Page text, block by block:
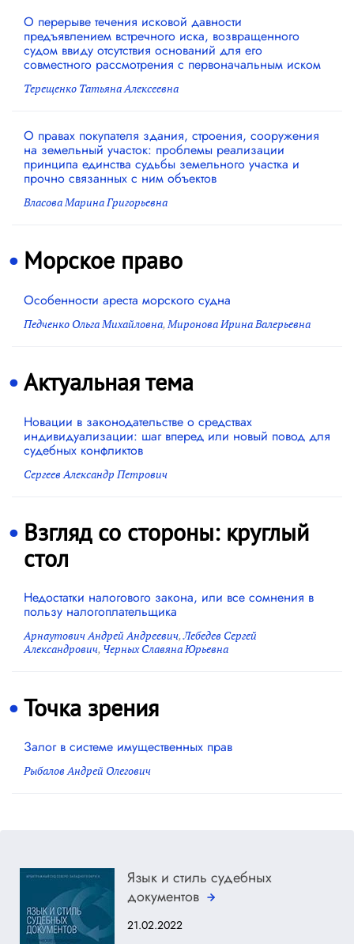
О перерыве течения исковой давности
предъявлением встречного иска, возвращенного
судом ввиду отсутствия оснований для его
совместного рассмотрения с первоначальным иском
Терещенко Татьяна Алексеевна
О правах покупателя здания, строения, сооружения
на земельный участок: проблемы реализации
принципа единства судьбы земельного участка и
прочно связанных с ним объектов
Власова Марина Григорьевна
Морское право
Особенности ареста морского судна
Педченко Ольга Михайловна,Миронова Ирина Валерьевна
Актуальная тема
Новации в законодательстве о средствах
индивидуализации: шаг вперед или новый повод для
судебных конфликтов
Сергеев Александр Петрович
Взгляд со стороны: круглый
стол
Недостатки налогового закона, или все сомнения в
пользу налогоплательщика
Арнаутович Андрей Андреевич,Лебедев Сергей
Александрович, Черных Славяна Юрьевна
Точка зрения
Залог в системе имущественных прав
Рыбалов Андрей Олегович
Язык и стиль судебных
документов
21.02.2022